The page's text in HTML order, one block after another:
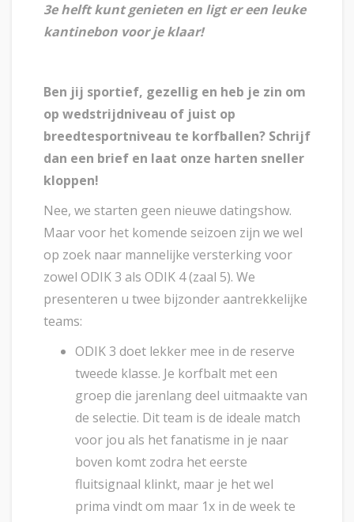
3e helft kunt genieten en ligt er een leuke
kantinebon voor je klaar!
Ben jij sportief, gezellig en heb je zin om
op wedstrijdniveau of juist op
breedtesportniveau te korfballen? Schrijf
dan een brief en laat onze harten sneller
kloppen!
Nee, we starten geen nieuwe datingshow.
Maar voor het komende seizoen zijn we wel
op zoek naar mannelijke versterking voor
zowel ODIK 3 als ODIK 4 (zaal 5). We
presenteren u twee bijzonder aantrekkelijke
teams:
ODIK 3 doet lekker mee in de reserve
tweede klasse. Je korfbalt met een
groep die jarenlang deel uitmaakte van
de selectie. Dit team is de ideale match
voor jou als het fanatisme in je naar
boven komt zodra het eerste
fluitsignaal klinkt, maar je het wel
prima vindt om maar 1x in de week te